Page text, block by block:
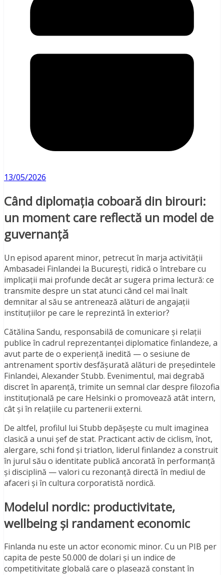
13/05/2026
Când diplomația coboară din birouri:
un moment care reflectă un model de
guvernanță
Un episod aparent minor, petrecut în marja activității
Ambasadei Finlandei la București, ridică o întrebare cu
implicații mai profunde decât ar sugera prima lectură: ce
transmite despre un stat atunci când cel mai înalt
demnitar al său se antrenează alături de angajații
instituțiilor pe care le reprezintă în exterior?
Cătălina Sandu, responsabilă de comunicare și relații
publice în cadrul reprezentanței diplomatice finlandeze, a
avut parte de o experiență inedită — o sesiune de
antrenament sportiv desfășurată alături de președintele
Finlandei, Alexander Stubb. Evenimentul, mai degrabă
discret în aparență, trimite un semnal clar despre filozofia
instituțională pe care Helsinki o promovează atât intern,
cât și în relațiile cu partenerii externi.
De altfel, profilul lui Stubb depășește cu mult imaginea
clasică a unui șef de stat. Practicant activ de ciclism, înot,
alergare, schi fond și triatlon, liderul finlandez a construit
în jurul său o identitate publică ancorată în performanță
și disciplină — valori cu rezonanță directă în mediul de
afaceri și în cultura corporatistă nordică.
Modelul nordic: productivitate,
wellbeing și randament economic
Finlanda nu este un actor economic minor. Cu un PIB per
capita de peste 50.000 de dolari și un indice de
competitivitate globală care o plasează constant în